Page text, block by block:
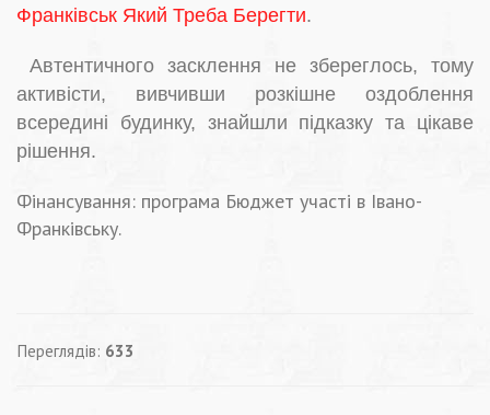
Франківськ Який Треба Берегти.
Автентичного засклення не збереглось, тому
активісти, вивчивши розкішне оздоблення
всередині будинку, знайшли підказку та цікаве
рішення.
Фінансування: програма Бюджет участі в Івано-
Франківську.
Переглядів: 633